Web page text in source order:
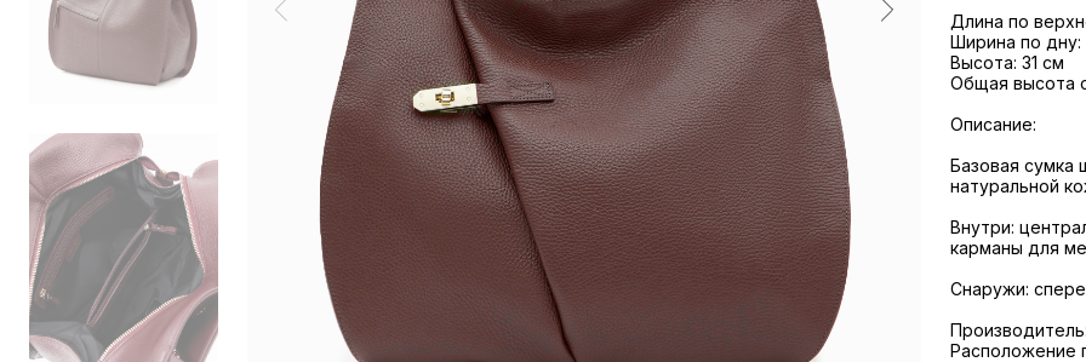
Длина по
Ширина по дну:
Высота: 31 см
Общая высота
Описание:
Базовая сумка
натуральной
Внутри:
карманы для
Снаружи:
Расположение